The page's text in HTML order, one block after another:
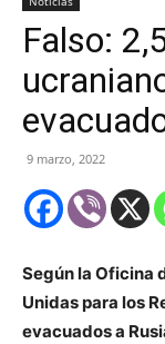
Falso:
9 marzo, 2022
Según la Oficina
Unidas para los
evacuados a